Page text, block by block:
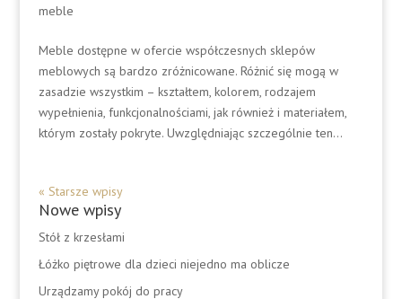
meble
Meble dostępne w ofercie współczesnych sklepów
meblowych są bardzo zróżnicowane. Różnić się mogą w
zasadzie wszystkim – kształtem, kolorem, rodzajem
wypełnienia, funkcjonalnościami, jak również i materiałem,
którym zostały pokryte. Uwzględniając szczególnie ten...
« Starsze wpisy
Nowe wpisy
Stół z krzesłami
Łóżko piętrowe dla dzieci niejedno ma oblicze
Urządzamy pokój do pracy